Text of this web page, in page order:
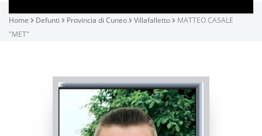
Home Defunti Provincia di Cuneo Villafalletto
MATTEO CASALE
"MET"